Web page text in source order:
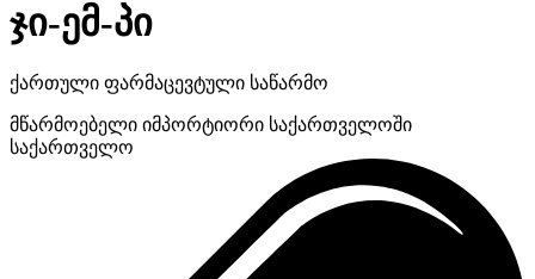
ჯი-ემ-პი
ქართული ფარმაცევტული საწარმო
მწარმოებელი იმპორტიორი საქართველოში
საქართველო